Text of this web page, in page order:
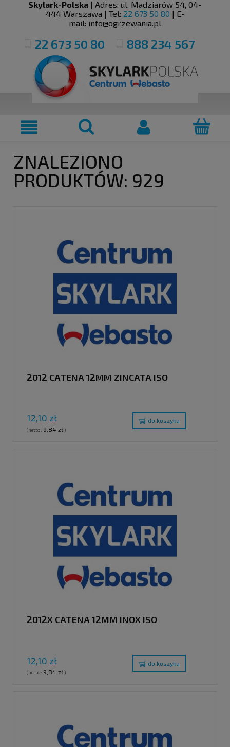
Skylark-Polska | Adres: ul. Madziarów 54, 04-
444 Warszawa | Tel: 22 673 50 80 | E-
mail: info@ogrzewania.pl
22 673 50 80 888 234 567
ZNALEZIONO
PRODUKTÓW: 929
2012 CATENA 12MM ZINCATA ISO
12,10 zł
(netto: 9,84 zł)
do koszyka
2012X CATENA 12MM INOX ISO
12,10 zł
(netto: 9,84 zł)
do koszyka